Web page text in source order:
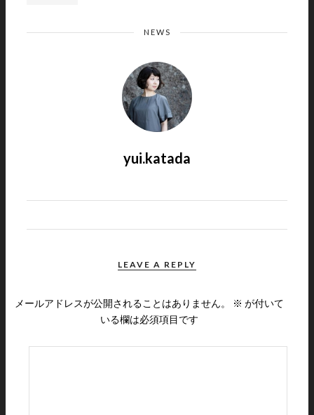
NEWS
yui.katada
LEAVE A REPLY
メールアドレスが公開されることはありません。 ※ が付いて
いる欄は必須項目です